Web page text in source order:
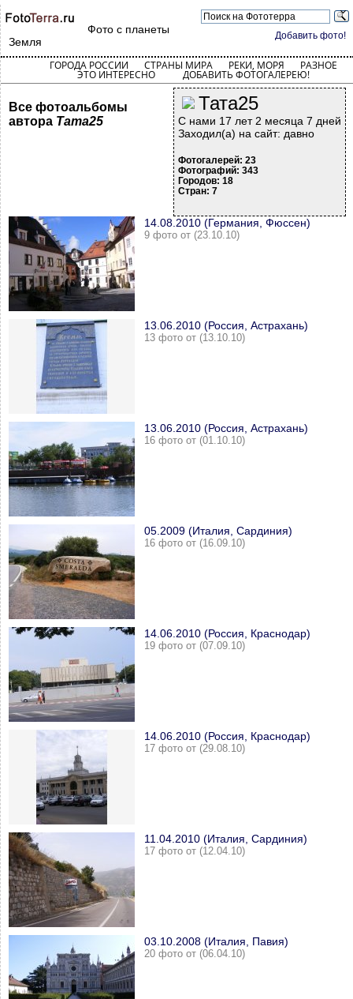
Добавить фото!
Фото с планеты
Земля
ГОРОДА РОССИИ СТРАНЫ МИРА РЕКИ, МОРЯ РАЗНОЕ
ЭТО ИНТЕРЕСНО ДОБАВИТЬ ФОТОГАЛЕРЕЮ!
Тата25
С нами 17 лет 2 месяца 7 дней
Заходил(а) на сайт: давно
Фотогалерей: 23
Фотографий: 343
Городов: 18
Стран: 7
Все фотоальбомы
автора Тата25
14.08.2010 (Германия, Фюссен)
9 фото от (23.10.10)
13.06.2010 (Россия, Астрахань)
13 фото от (13.10.10)
13.06.2010 (Россия, Астрахань)
16 фото от (01.10.10)
05.2009 (Италия, Сардиния)
16 фото от (16.09.10)
14.06.2010 (Россия, Краснодар)
19 фото от (07.09.10)
14.06.2010 (Россия, Краснодар)
17 фото от (29.08.10)
11.04.2010 (Италия, Сардиния)
17 фото от (12.04.10)
03.10.2008 (Италия, Павия)
20 фото от (06.04.10)